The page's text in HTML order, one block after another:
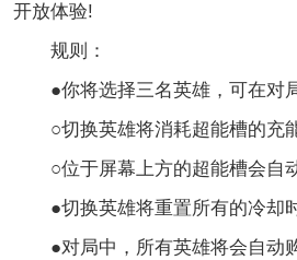
开放体验!
规则：
●你将选择三名英雄，可在对局
○切换英雄将消耗超能槽的充能
○位于屏幕上方的超能槽会自动
●切换英雄将重置所有的冷却时
●对局中，所有英雄将会自动